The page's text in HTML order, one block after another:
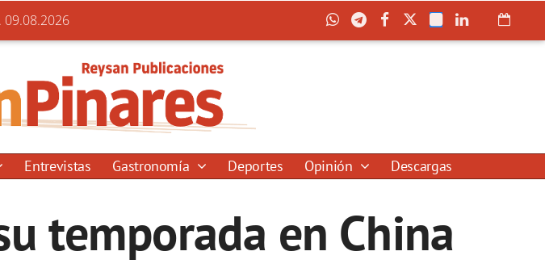
09.08.2026
Entrevistas Gastronomía Deportes Opinión Descargas
temporada en China